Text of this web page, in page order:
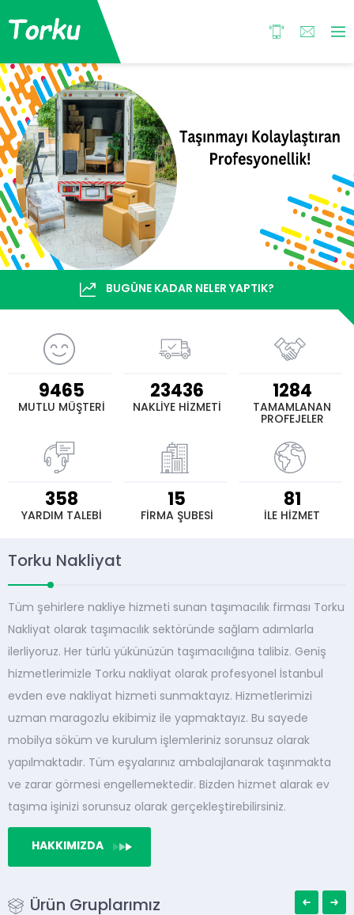
BUGÜNE KADAR NELER YAPTIK?
9465
MUTLU MÜŞTERİ
23436
NAKLİYE HİZMETİ
1284
TAMAMLANAN
PROFEJELER
358
YARDIM TALEBİ
15
FİRMA ŞUBESİ
81
İLE HİZMET
Torku Nakliyat
Tüm şehirlere nakliye hizmeti sunan taşımacılık firması Torku
Nakliyat olarak taşımacılık sektöründe sağlam adımlarla
ilerliyoruz. Her türlü yükünüzün taşımacılığına talibiz. Geniş
hizmetlerimizle Torku nakliyat olarak profesyonel İstanbul
evden eve nakliyat hizmeti sunmaktayız. Hizmetlerimizi
uzman maragozlu ekibimiz ile yapmaktayız. Bu sayede
mobilya söküm ve kurulum işlemleriniz sorunsuz olarak
yapılmaktadır. Tüm eşyalarınız ambalajlanarak taşınmakta
ve zarar görmesi engellemektedir. Bizden hizmet alarak ev
taşıma işinizi sorunsuz olarak gerçekleştirebilirsiniz.
HAKKIMIZDA
Ürün Gruplarımız